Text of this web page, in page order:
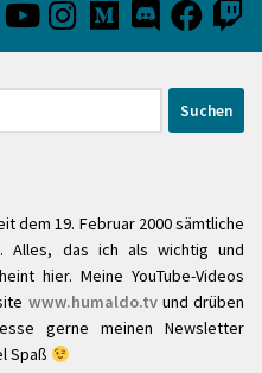
dem 19. Februar 2000 sämtliche
Alles, das ich als wichtig und
hier. Meine YouTube-Videos
www.humaldo.tvund drüben
gerne meinen Newsletter
Spaß